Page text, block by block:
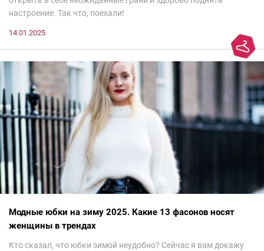
настроение. Так что, поехали!
14.01.2025
Модные юбки на зиму 2025. Какие 13 фасонов носят
женщины в трендах
Кто сказал, что юбки зимой неудобно? Сейчас я вам докажу